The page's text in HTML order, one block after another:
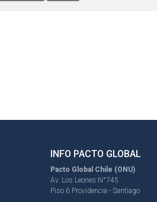
INFO PACTO GLOBAL
Pacto Global Chile (ONU)
Av. Los Leones N°745
Piso 6 Providencia - Santiago